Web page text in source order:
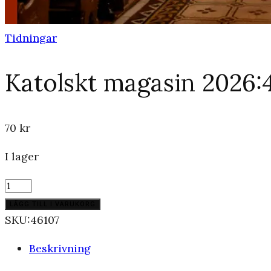
Tidningar
Katolskt magasin
70 kr
I lager
Katolskt
magasin
2026:4
SKU:46107
Beskrivning